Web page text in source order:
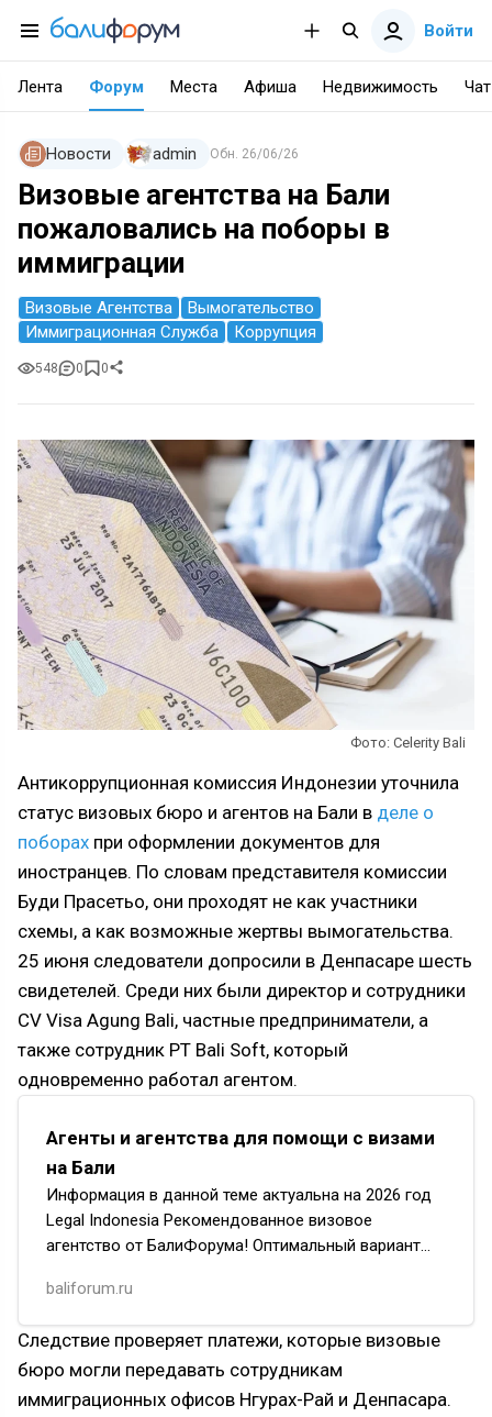
Войти
Лента Форум Места Афиша Недвижимость Чат
Новости admin Обн. 26/06/26
Визовые агентства на Бали
пожаловались на поборы в
иммиграции
Визовые Агентства
Вымогательство
Иммиграционная Служба
Коррупция
548 0 0
Фото: Celerity Bali
Антикоррупционная комиссия Индонезии уточнила
статус визовых бюро и агентов на Бали в деле о
поборах при оформлении документов для
иностранцев. По словам представителя комиссии
Буди Прасетьо, они проходят не как участники
схемы, а как возможные жертвы вымогательства.
25 июня следователи допросили в Денпасаре шесть
свидетелей. Среди них были директор и сотрудники
CV Visa Agung Bali, частные предприниматели, а
также сотрудник PT Bali Soft, который
одновременно работал агентом.
Агенты и агентства для помощи с визами
на Бали
Информация в данной теме актуальна на 2026 год
Legal Indonesia Рекомендованное визовое
агентство от БалиФорума! Оптимальный вариант
компании говорят на ру…
baliforum.ru
Следствие проверяет платежи, которые визовые
бюро могли передавать сотрудникам
иммиграционных офисов Нгурах-Рай и Денпасара.